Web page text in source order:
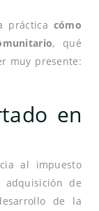
práctica cómo
, qué
muy presente:
en
al impuesto
de
de la